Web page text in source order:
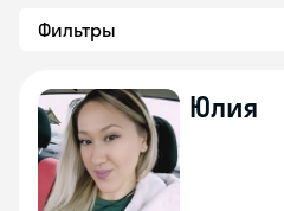
Фильтры
Юлия